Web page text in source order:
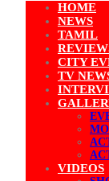
HOME
NEWS
TAMIL
CITY
TV
VIDEOS